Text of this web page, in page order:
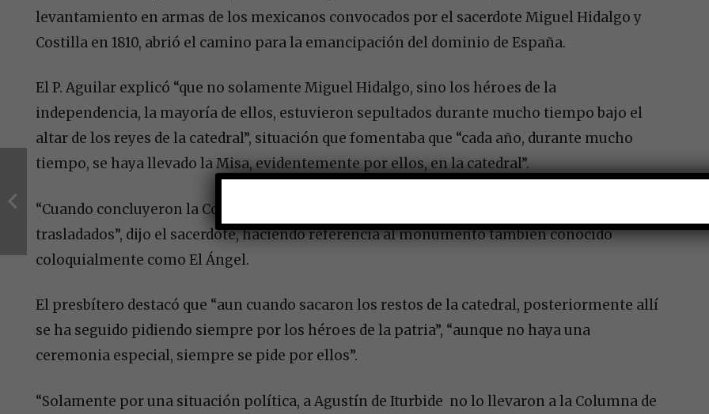
levantamiento en armas de los mexicanos convocados por el sacerdote Miguel Hidalgo y
Costilla en 1810, abrió el camino para la emancipación del dominio de España.
El P. Aguilar explicó “que no solamente Miguel Hidalgo, sino los héroes de la
independencia, la mayoría de ellos, estuvieron sepultados durante mucho tiempo bajo el
altar de los reyes de la catedral”, situación que fomentaba que “cada año, durante mucho
tiempo, se haya llevado la Misa, evidentemente por ellos, en la catedral”.
“Cuando concluyeron la Columna de la Independencia, los restos de los héroes fueron
trasladados”, dijo el sacerdote, haciendo referencia al monumento también conocido
coloquialmente como El Ángel.
El presbítero destacó que “aun cuando sacaron los restos de la catedral, posteriormente allí
se ha seguido pidiendo siempre por los héroes de la patria”, “aunque no haya una
ceremonia especial, siempre se pide por ellos”.
“Solamente por una situación política, a Agustín de Iturbide no lo llevaron a la Columna de